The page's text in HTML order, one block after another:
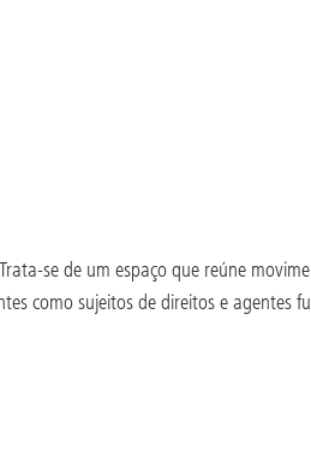
se de um espaço que reúne
como sujeitos de direitos e agentes